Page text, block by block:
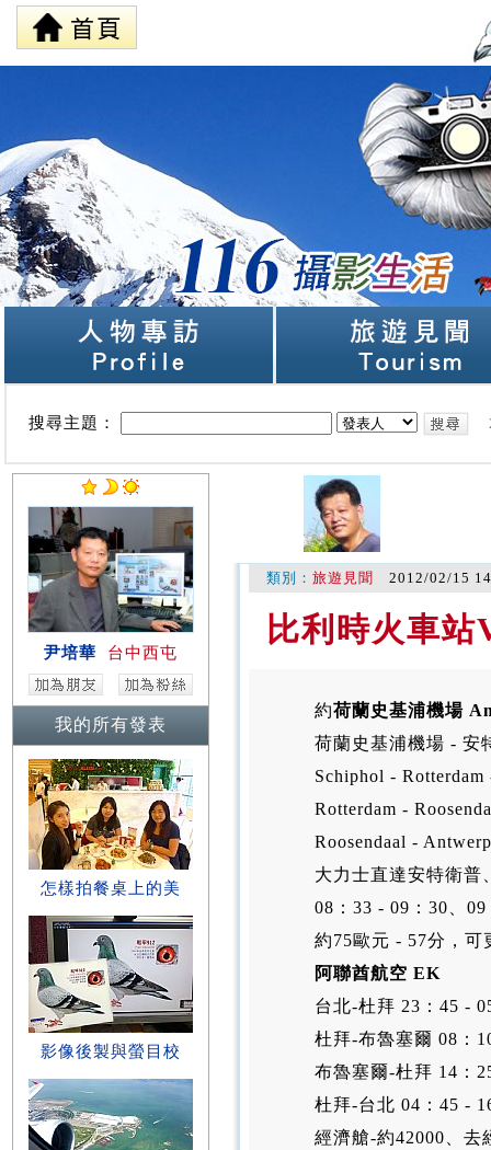
搜尋主題：
尹培華 台中西屯
我的所有發表
怎樣拍餐桌上的美
影像後製與螢目校
類別： 旅遊見聞 2012/02/15
比利時火車站
約荷蘭史基浦機場
荷蘭史基浦機場 - 安
Schiphol -
Rotterdam -
Roosendaal -
大力士直達安特衛普
08：33 - 09：30、
約75歐元 - 57分，可
阿聯酋航空 EK
台北-杜拜 23：45 -
杜拜-布魯塞爾 08：
布魯塞爾-杜拜 14：
杜拜-台北 04：45 -
經濟艙-約42000、去